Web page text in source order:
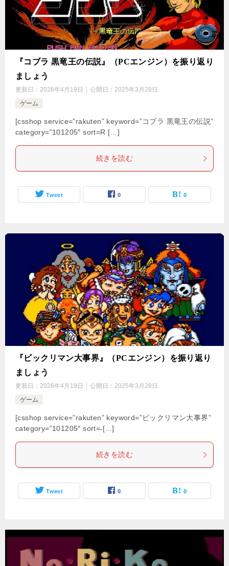
『コブラ 黒竜王の伝説』（PCエンジン）を振り返り
ましょう
更新日： 2026年4月19日 公開日： 2025年3月28日
ゲーム
[csshop service=”rakuten” keyword=”コブラ 黒竜王の伝説”
category=”101205″ sort=R […]
続きを読む
Tweet 0 0
『ビックリマン大事界』（PCエンジン）を振り返り
ましょう
更新日： 2026年4月19日 公開日： 2025年3月28日
ゲーム
[csshop service=”rakuten” keyword=”ビックリマン大事界”
category=”101205″ sort=̶ […]
続きを読む
Tweet 0 0